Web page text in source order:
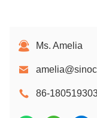
Ms. Amelia
86-